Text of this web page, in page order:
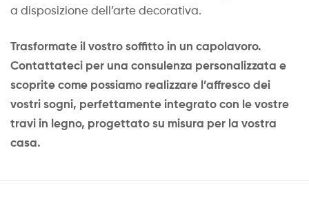
a disposizione dell’arte decorativa.
Trasformate il vostro soffitto in un capolavoro.
Contattateci per una consulenza personalizzata e
scoprite come possiamo realizzare l’affresco dei
vostri sogni, perfettamente integrato con le vostre
travi in legno, progettato su misura per la vostra
casa.